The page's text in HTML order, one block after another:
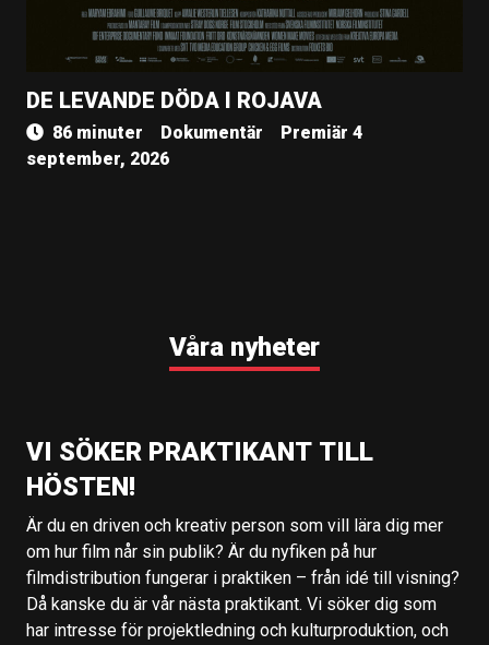
DE LEVANDE DÖDA I ROJAVA
86 minuter Dokumentär
Premiär 4
september, 2026
Våra nyheter
VI SÖKER PRAKTIKANT TILL
HÖSTEN!
Är du en driven och kreativ person som vill lära dig mer
om hur film når sin publik? Är du nyfiken på hur
filmdistribution fungerar i praktiken – från idé till visning?
Då kanske du är vår nästa praktikant. Vi söker dig som
har intresse för projektledning och kulturproduktion, och